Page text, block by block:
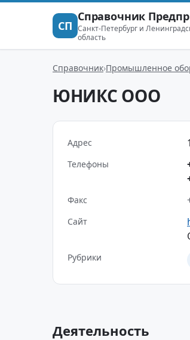
СП
Справочник
Санкт-Петербург и
область
Справочник Промышленное
ЮНИКС ООО
Адрес
Телефоны
Факс
Сайт
Рубрики
Деятельность